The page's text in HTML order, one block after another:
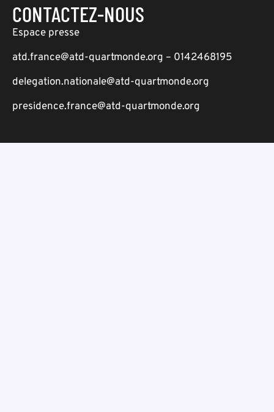
CONTACTEZ-NOUS
Espace presse
atd.france@atd-quartmonde.org – 0142468195
delegation.nationale@atd-quartmonde.org
presidence.france@atd-quartmonde.org